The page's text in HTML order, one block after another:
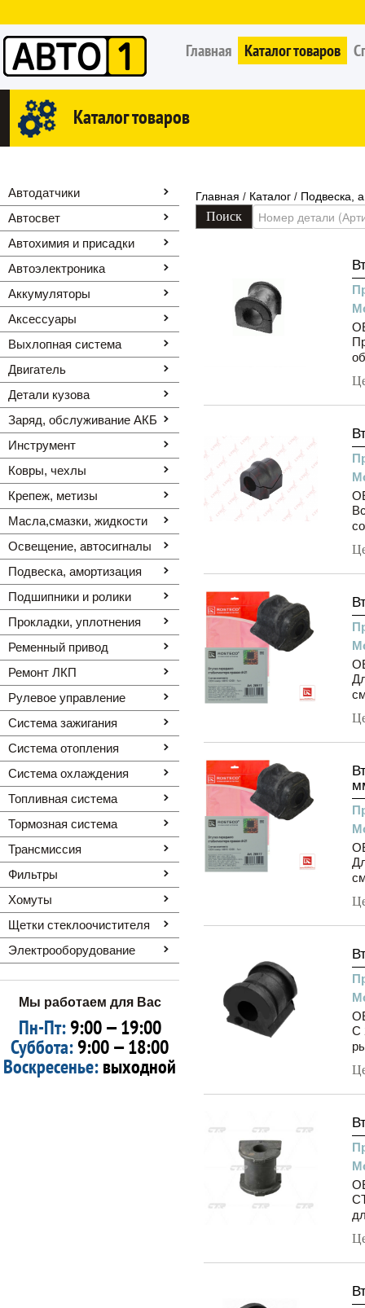
Главная Каталог товаров
Каталог товаров
Автодатчики
Автосвет
Автохимия и присадки
Автоэлектроника
Аккумуляторы
Аксессуары
Выхлопная система
Двигатель
Детали кузова
Заряд, обслуживание АКБ
Инструмент
Ковры, чехлы
Крепеж, метизы
Масла,смазки, жидкости
Освещение, автоcигналы
Подвеска, амортизация
Подшипники и ролики
Прокладки, уплотнения
Ременный привод
Ремонт ЛКП
Рулевое управление
Система зажигания
Система отопления
Система охлаждения
Топливная система
Тормозная система
Трансмиссия
Фильтры
Хомуты
Щетки стеклоочистителя
Электрооборудование
Мы работаем для Вас
Пн-Пт:9:00 — 19:00
Суббота:9:00 — 18:00
Воскресенье:выходной
Главная / Каталог / Подвеска,
С